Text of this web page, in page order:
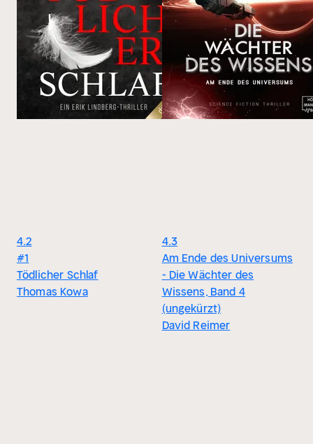
4.2
#1
Tödlicher Schlaf
Thomas Kowa
4.3
Am Ende des Universums
- Die Wächter des
Wissens, Band 4
(ungekürzt)
David Reimer